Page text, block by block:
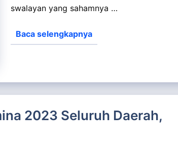
swalayan yang sahamnya …
Baca selengkapnya
2023 Seluruh Daerah,